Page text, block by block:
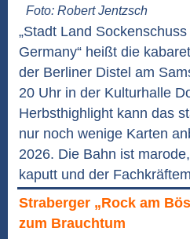
Foto: Robert Jentzsch
„Stadt Land
Germany“ heißt die
der Berliner Distel am
20 Uhr in der Kulturhalle
Herbsthighlight kann das
nur noch wenige Karten
2026. Die Bahn ist
kaputt und der
Straberger „Rock am
zum Brauchtum